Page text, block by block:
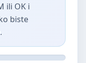
ili OK i
biste